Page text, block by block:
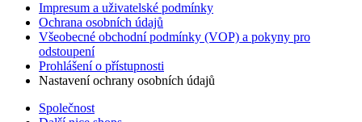
Impresum a uživatelské podmínky
Ochrana osobních údajů
Všeobecné obchodní podmínky (VOP) a pokyny pro
odstoupení
Prohlášení o přístupnosti
Nastavení ochrany osobních údajů
Společnost